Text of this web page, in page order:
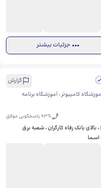
جزئیات بیشتر
گزارش
کامپیوتر ، آموزشگاه برنامه
93% پاسخگویی موفق
ستارخان ، نرسیده به پل شیخ فضل الله ، پلاک 616 ، بالای بانک رفاه کارگران ، شعبه برق
اسما